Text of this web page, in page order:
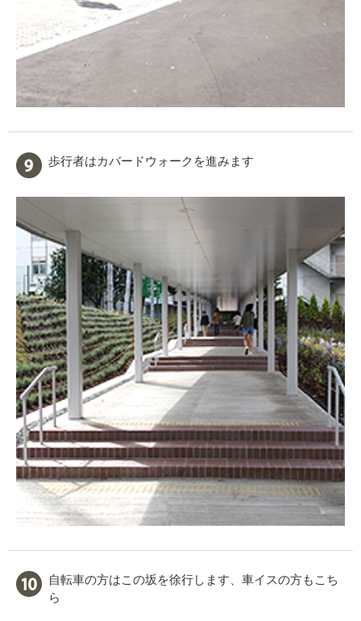
歩行者はカバードウォークを進みます
自転車の方はこの坂を徐行します、車イスの方もこち
ら